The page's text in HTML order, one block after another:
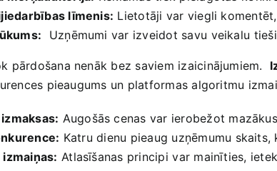
līmenis: Lietotāji var viegli
Uzņēmumi var‍ izveidot ‌savu ⁢veikalu
pārdošana nenāk bez saviem izaicinājumiem.
pieaugums‌ un platformas algoritmu
Augošās cenas var ‌ierobežot
‍Katru ⁣dienu‌ pieaug uzņēmumu
⁢Atlasīšanas principi⁤ var mainīties,‌